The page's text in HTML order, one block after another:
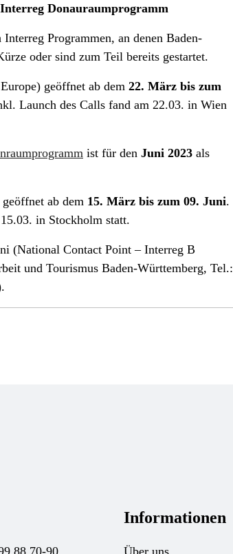
Donauraumprogramm
Programmen, an denen Baden-
oder sind zum Teil bereits gestartet.
geöffnet ab dem 22. März bis zum
Launch des Calls fand am 22.03. in Wien
ist für den Juni 2023 als
geöffnet ab dem 15. März bis zum 09. Juni.
in Stockholm statt.
(National Contact Point – Interreg B
und Tourismus Baden-Württemberg, Tel.:
88 70-90
Informationen
Über uns